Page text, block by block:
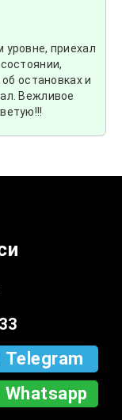
приехал
остановках и
Вежливое
Telegram
Whatsapp